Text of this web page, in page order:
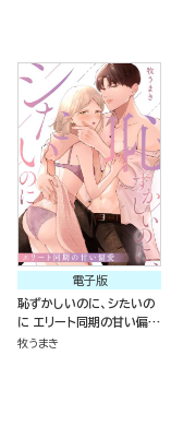
電子版
恥ずかしいのに、シたいの
に エリート同期の甘い偏愛
（単話版）
牧うまき